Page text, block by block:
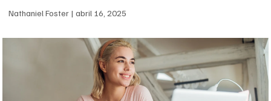
Nathaniel Foster abril 16, 2025